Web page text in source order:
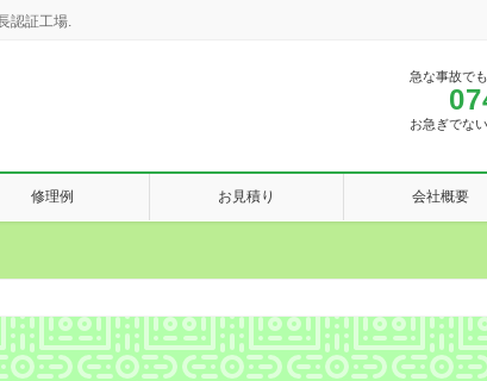
認証工場.
急な事故で
お急ぎでな
修理例 お見積り 会社概要